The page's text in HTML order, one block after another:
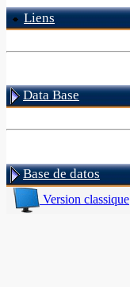
Liens
Data Base
Base de datos
Version classique